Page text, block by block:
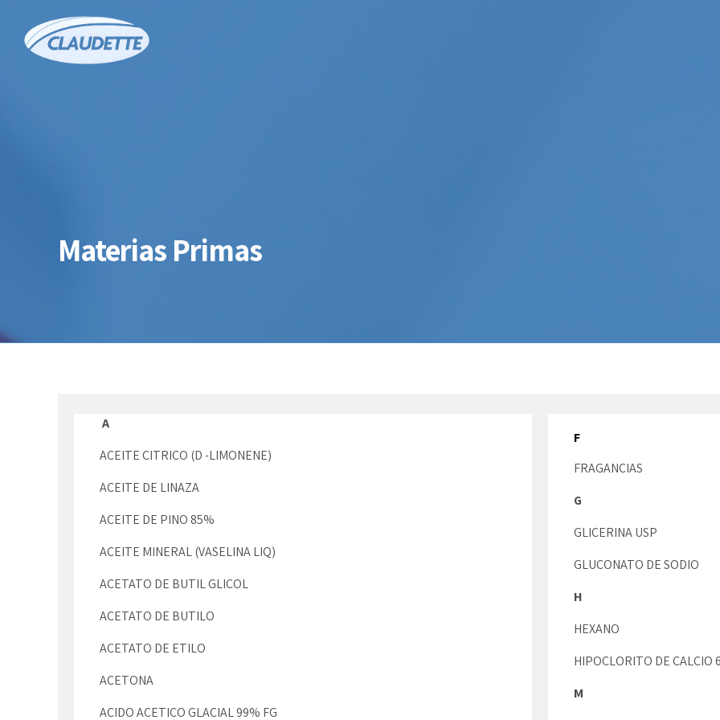
Materias Primas
A
ACEITE CITRICO (D -LIMONENE)
ACEITE DE LINAZA
ACEITE DE PINO 85%
ACEITE MINERAL (VASELINA LIQ)
ACETATO DE BUTIL GLICOL
ACETATO DE BUTILO
ACETATO DE ETILO
ACETONA
ACIDO ACETICO GLACIAL 99% FG
F
FRAGANCIAS
G
GLICERINA USP
GLUCONATO DE SODIO
H
HEXANO
HIPOCLORITO DE CALCIO
M